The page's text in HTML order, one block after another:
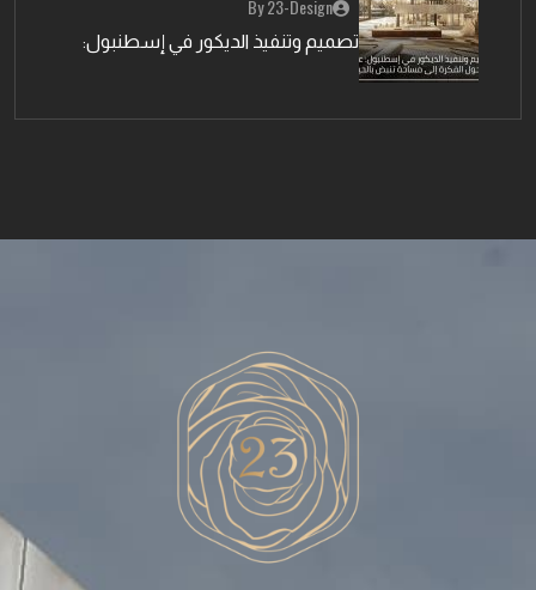
By 23-Design
تصميم وتنفيذ الديكور في إسطنبول: